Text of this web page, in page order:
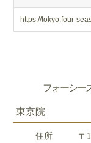
https://tokyo.four-
フォーシー
東京院
住所
〒